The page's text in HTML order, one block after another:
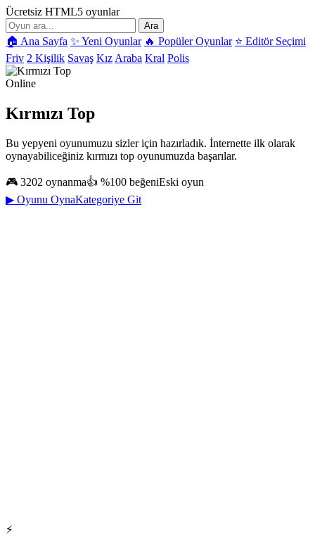
Ücretsiz HTML5 oyunlar
Ara
🏠 Ana Sayfa ✨ Yeni Oyunlar 🔥 Popüler Oyunlar ⭐ Editör Seçimi
Friv 2 Kişilik Savaş Kız Araba Kral Polis
Online
Kırmızı Top
Bu yepyeni oyunumuzu sizler için hazırladık. İnternette ilk olarak
oynayabiliceğiniz kırmızı top oyunumuzda başarılar.
🎮 3202 oynanma👍 %100 beğeniEski oyun
▶ Oyunu OynaKategoriye Git
⚡